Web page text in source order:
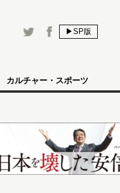
▶SP版
カルチャー・スポーツ